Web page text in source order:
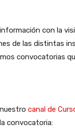
con la
de las distintas
convocatorias
canal de
convocatoria: